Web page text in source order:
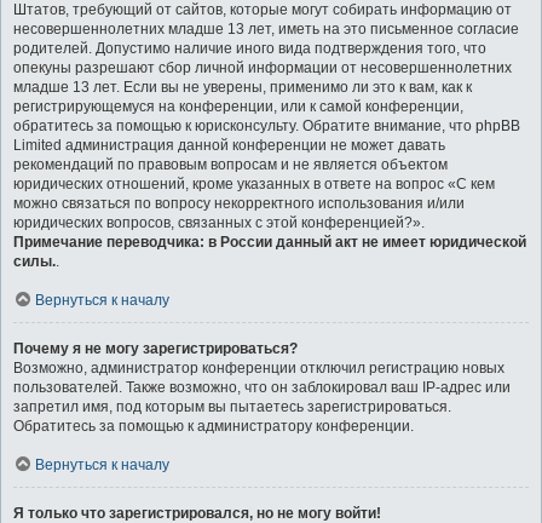
Штатов, требующий от сайтов, которые могут собирать информацию от
несовершеннолетних младше 13 лет, иметь на это письменное согласие
родителей. Допустимо наличие иного вида подтверждения того, что
опекуны разрешают сбор личной информации от несовершеннолетних
младше 13 лет. Если вы не уверены, применимо ли это к вам, как к
регистрирующемуся на конференции, или к самой конференции,
обратитесь за помощью к юрисконсульту. Обратите внимание, что phpBB
Limited администрация данной конференции не может давать
рекомендаций по правовым вопросам и не является объектом
юридических отношений, кроме указанных в ответе на вопрос «С кем
можно связаться по вопросу некорректного использования и/или
юридических вопросов, связанных с этой конференцией?».
Примечание переводчика: в России данный акт не имеет юридической
силы..
Вернуться к началу
Почему я не могу зарегистрироваться?
Возможно, администратор конференции отключил регистрацию новых
пользователей. Также возможно, что он заблокировал ваш IP-адрес или
запретил имя, под которым вы пытаетесь зарегистрироваться.
Обратитесь за помощью к администратору конференции.
Вернуться к началу
Я только что зарегистрировался, но не могу войти!